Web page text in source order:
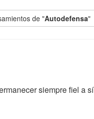
de "Autodefensa"
siempre fiel a sí